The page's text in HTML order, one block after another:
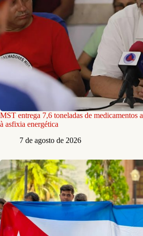
MST entrega 7,6 toneladas de medicamentos
à asfixia energética
7 de agosto de 2026